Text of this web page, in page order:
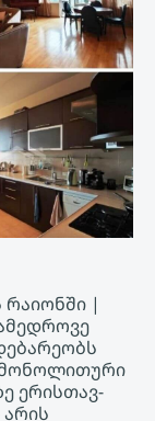
რაიონში |
მონოლითური
ერისთავ-